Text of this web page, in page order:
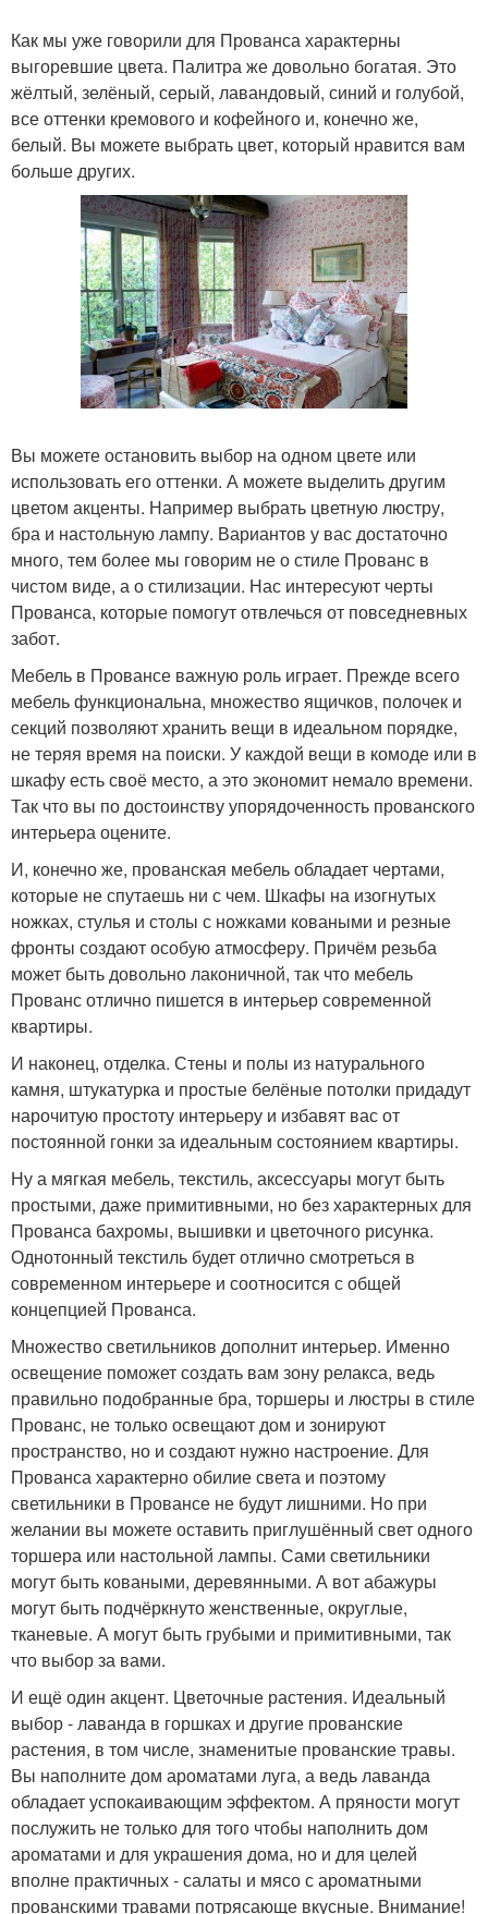
Как мы уже говорили для Прованса характерны
выгоревшие цвета. Палитра же довольно богатая. Это
жёлтый, зелёный, серый, лавандовый, синий и голубой,
все оттенки кремового и кофейного и, конечно же,
белый. Вы можете выбрать цвет, который нравится вам
больше других.
Вы можете остановить выбор на одном цвете или
использовать его оттенки. А можете выделить другим
цветом акценты. Например выбрать цветную люстру,
бра и настольную лампу. Вариантов у вас достаточно
много, тем более мы говорим не о стиле Прованс в
чистом виде, а о стилизации. Нас интересуют черты
Прованса, которые помогут отвлечься от повседневных
забот.
Мебель в Провансе важную роль играет. Прежде всего
мебель функциональна, множество ящичков, полочек и
секций позволяют хранить вещи в идеальном порядке,
не теряя время на поиски. У каждой вещи в комоде или в
шкафу есть своё место, а это экономит немало времени.
Так что вы по достоинству упорядоченность прованского
интерьера оцените.
И, конечно же, прованская мебель обладает чертами,
которые не спутаешь ни с чем. Шкафы на изогнутых
ножках, стулья и столы с ножками коваными и резные
фронты создают особую атмосферу. Причём резьба
может быть довольно лаконичной, так что мебель
Прованс отлично пишется в интерьер современной
квартиры.
И наконец, отделка. Стены и полы из натурального
камня, штукатурка и простые белёные потолки придадут
нарочитую простоту интерьеру и избавят вас от
постоянной гонки за идеальным состоянием квартиры.
Ну а мягкая мебель, текстиль, аксессуары могут быть
простыми, даже примитивными, но без характерных для
Прованса бахромы, вышивки и цветочного рисунка.
Однотонный текстиль будет отлично смотреться в
современном интерьере и соотносится с общей
концепцией Прованса.
Множество светильников дополнит интерьер. Именно
освещение поможет создать вам зону релакса, ведь
правильно подобранные бра, торшеры и люстры в стиле
Прованс, не только освещают дом и зонируют
пространство, но и создают нужно настроение. Для
Прованса характерно обилие света и поэтому
светильники в Провансе не будут лишними. Но при
желании вы можете оставить приглушённый свет одного
торшера или настольной лампы. Сами светильники
могут быть коваными, деревянными. А вот абажуры
могут быть подчёркнуто женственные, округлые,
тканевые. А могут быть грубыми и примитивными, так
что выбор за вами.
И ещё один акцент. Цветочные растения. Идеальный
выбор - лаванда в горшках и другие прованские
растения, в том числе, знаменитые прованские травы.
Вы наполните дом ароматами луга, а ведь лаванда
обладает успокаивающим эффектом. А пряности могут
послужить не только для того чтобы наполнить дом
ароматами и для украшения дома, но и для целей
вполне практичных - салаты и мясо с ароматными
прованскими травами потрясающе вкусные. Внимание!